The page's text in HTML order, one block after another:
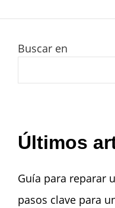
Buscar en
Últimos
Guía para reparar
pasos clave para